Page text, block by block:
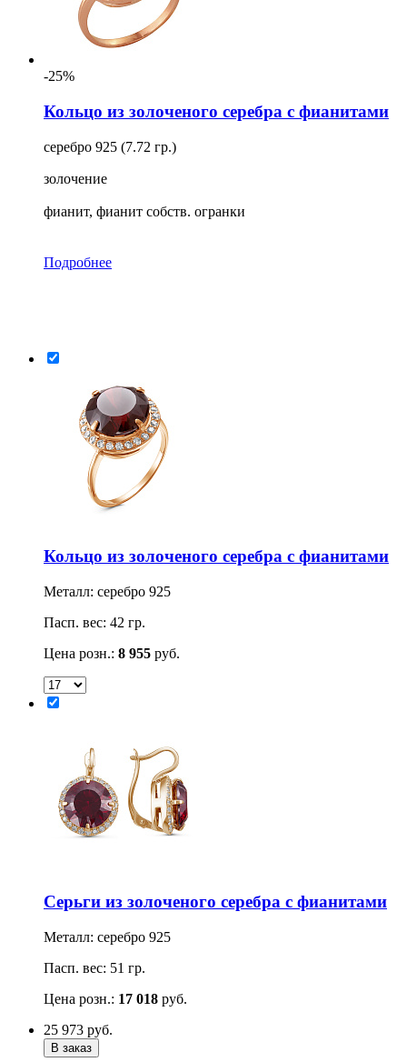
-25%
Кольцо из золоченого серебра с фианитами
серебро 925 (7.72 гр.)
золочение
фианит, фианит собств. огранки
Подробнее
Кольцо из золоченого серебра с фианитами
Металл: серебро 925
Пасп. вес: 42 гр.
Цена розн.: 8 955 руб.
Серьги из золоченого серебра с фианитами
Металл: серебро 925
Пасп. вес: 51 гр.
Цена розн.: 17 018 руб.
25 973 руб.